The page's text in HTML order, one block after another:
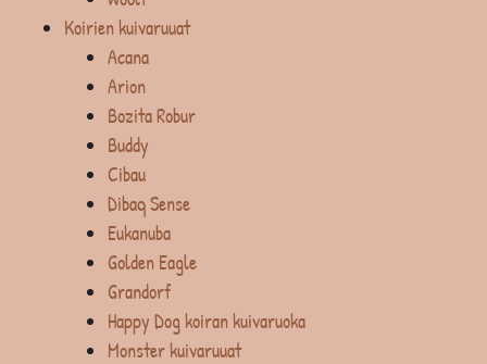
Koirien kuivaruuat
Acana
Arion
Bozita Robur
Buddy
Cibau
Dibaq Sense
Eukanuba
Golden Eagle
Grandorf
Happy Dog koiran kuivaruoka
Monster kuivaruuat